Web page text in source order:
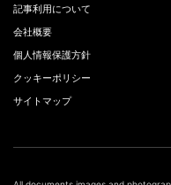
記事利用について
会社概要
個人情報保護方針
クッキーポリシー
サイトマップ